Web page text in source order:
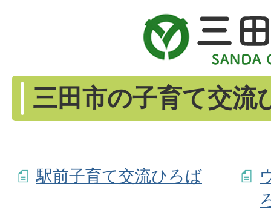
三田市の子育て交流
駅前子育て交流ひろば